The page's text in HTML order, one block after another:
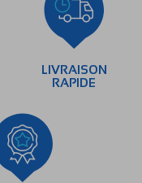
LIVRAISON
RAPIDE